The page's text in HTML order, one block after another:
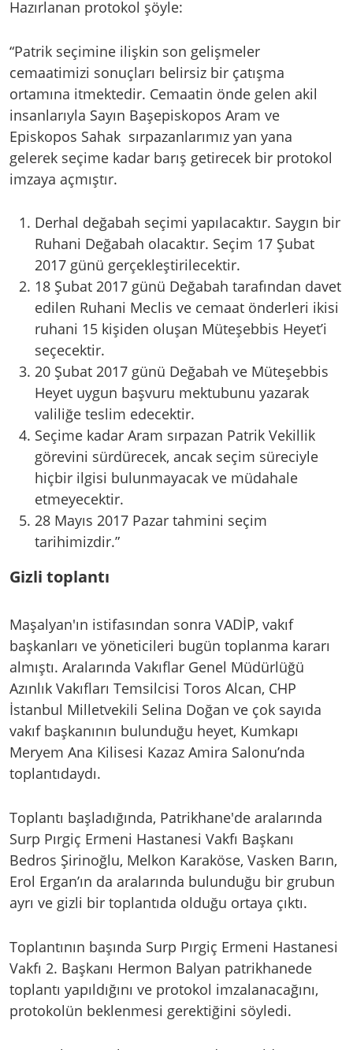
Hazırlanan protokol şöyle:
“Patrik seçimine ilişkin son gelişmeler
cemaatimizi sonuçları belirsiz bir çatışma
ortamına itmektedir. Cemaatin önde gelen akil
insanlarıyla Sayın Başepiskopos Aram ve
Episkopos Sahak sırpazanlarımız yan yana
gelerek seçime kadar barış getirecek bir protokol
imzaya açmıştır.
Derhal değabah seçimi yapılacaktır. Saygın bir
Ruhani Değabah olacaktır. Seçim 17 Şubat
2017 günü gerçekleştirilecektir.
18 Şubat 2017 günü Değabah tarafından davet
edilen Ruhani Meclis ve cemaat önderleri ikisi
ruhani 15 kişiden oluşan Müteşebbis Heyet’i
seçecektir.
20 Şubat 2017 günü Değabah ve Müteşebbis
Heyet uygun başvuru mektubunu yazarak
valiliğe teslim edecektir.
Seçime kadar Aram sırpazan Patrik Vekillik
görevini sürdürecek, ancak seçim süreciyle
hiçbir ilgisi bulunmayacak ve müdahale
etmeyecektir.
28 Mayıs 2017 Pazar tahmini seçim
tarihimizdir.”
Gizli toplantı
Maşalyan'ın istifasından sonra VADİP, vakıf
başkanları ve yöneticileri bugün toplanma kararı
almıştı. Aralarında Vakıflar Genel Müdürlüğü
Azınlık Vakıfları Temsilcisi Toros Alcan, CHP
İstanbul Milletvekili Selina Doğan ve çok sayıda
vakıf başkanının bulunduğu heyet, Kumkapı
Meryem Ana Kilisesi Kazaz Amira Salonu’nda
toplantıdaydı.
Toplantı başladığında, Patrikhane'de aralarında
Surp Pırgiç Ermeni Hastanesi Vakfı Başkanı
Bedros Şirinoğlu, Melkon Karaköse, Vasken Barın,
Erol Ergan’ın da aralarında bulunduğu bir grubun
ayrı ve gizli bir toplantıda olduğu ortaya çıktı.
Toplantının başında Surp Pırgiç Ermeni Hastanesi
Vakfı 2. Başkanı Hermon Balyan patrikhanede
toplantı yapıldığını ve protokol imzalanacağını,
protokolün beklenmesi gerektiğini söyledi.